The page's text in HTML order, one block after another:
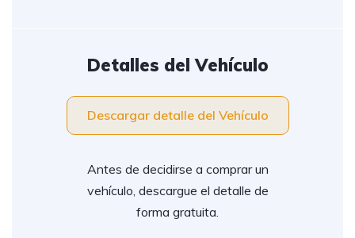
Detalles del Vehículo
Descargar detalle del Vehículo
Antes de decidirse a comprar un
vehículo, descargue el detalle de
forma gratuita.